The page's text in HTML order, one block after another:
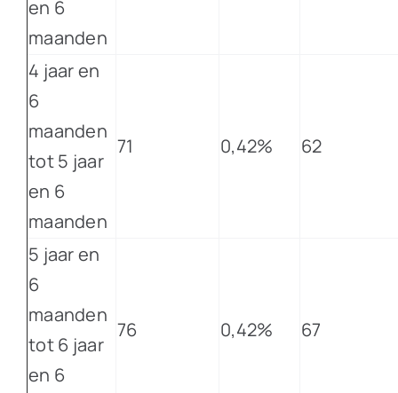
en 6
maanden
4 jaar en
6
maanden
tot 5 jaar
en 6
maanden
71 0,42% 62
5 jaar en
6
maanden
tot 6 jaar
en 6
76 0,42% 67